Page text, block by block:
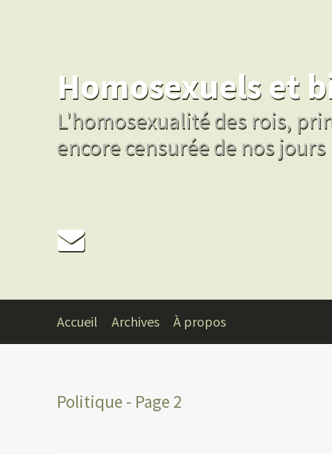
Homosexuels et
L'homosexualité des rois,
encore censurée de nos
Accueil Archives À propos
Politique - Page 2